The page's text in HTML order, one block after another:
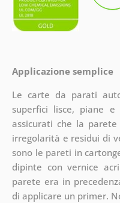
Applicazione semplice
Le carte da parati
superfici lisce, piane e
assicurati che la
irregolarità e residui di
sono le pareti in
dipinte con vernice
parete era in
di applicare un primer.